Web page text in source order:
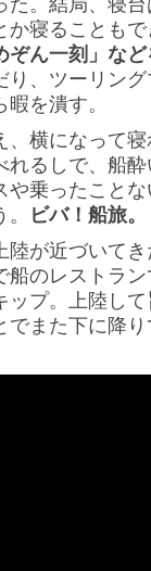
か寝ることも
ぞん一刻」な
り、ツーリン
を潰す。
、横になって
れるしで、船
や乗ったこと
ビバ！船旅。
陸が近づいて
船のレストラ
ップ。上陸し
でまた下に降